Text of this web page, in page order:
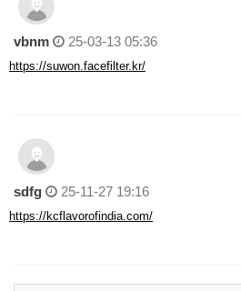
vbnm 25-03-13 05:36
https://suwon.facefilter.kr/
sdfg 25-11-27 19:16
https://kcflavorofindia.com/